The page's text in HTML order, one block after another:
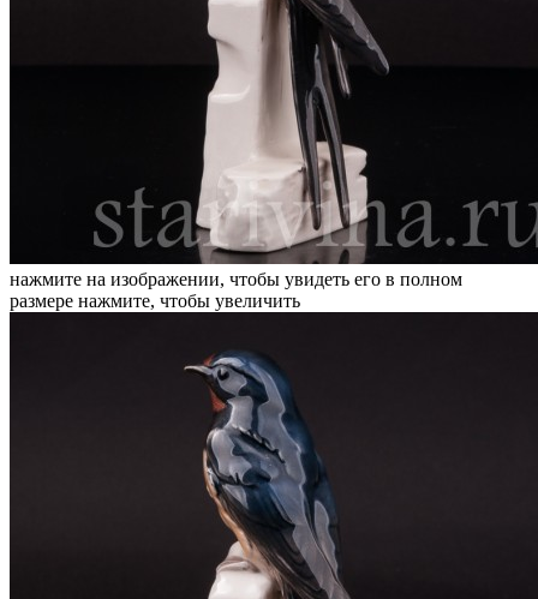
нажмите на изображении, чтобы увидеть его в полном
размере нажмите, чтобы увеличить